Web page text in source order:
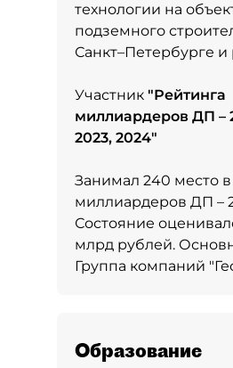
технологии на
подземного
Санкт–Петербурге и
Участник "Рейтинга
миллиардеров ДП –
2023, 2024"
Занимал 240 место в
миллиардеров ДП –
Состояние
млрд рублей.
Группа компаний
Образование